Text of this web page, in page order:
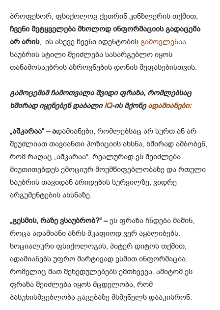
პროფესორ, ფსიქოლოგ ქეთრინ კინზლერის თქმით,
ჩვენი მეტყველება მხოლოდ ინფორმაციის გადაცემა
არ არის, ის ასევე ჩვენი იდენტობის გამოვლენაა.
საუბრის სტილი შეიძლება სასარგებლო იყოს
თანამოსაუბრის აზროვნების დონის შეფასებისთვის.
გამოცემამ ჩამოთვალა შვიდი ფრაზა, რომლებსაც
ხშირად იყენებენ დაბალიIQ-ის მქონეადამიანები:
„აშკარაა“ – ადამიანები, რომლებსაც არ სურთ ან არ
შეუძლიათ თავიანთი პოზიციის ახსნა, ხშირად ამბობენ,
რომ რაღაც „აშკარაა“. რეალურად ეს შეიძლება
მიუთითებდეს ემოციურ მოუმწიფებლობაზე და რთული
საუბრის თავიდან არიდების სურვილზე, ვიდრე
არგუმენტების ახსნაზე.
„გესმის, რაზე ვსაუბრობ?“ –ეს ფრაზა ჩნდება მაშინ,
როცა ადამიანი აზრს მკაფიოდ ვერ აყალიბებს.
სოციალური ფსიქოლოგის, პიტერ დიტოს თქმით,
ადამიანებს უფრო მარტივად ესმით ინფორმაცია,
რომელიც მათ შეხედულებებს ემთხვევა. ამიტომ ეს
ფრაზა შეიძლება იყოს მცდელობა, რომ
პასუხისმგებლობა გაგებაზე მსმენელს დააკისრონ.